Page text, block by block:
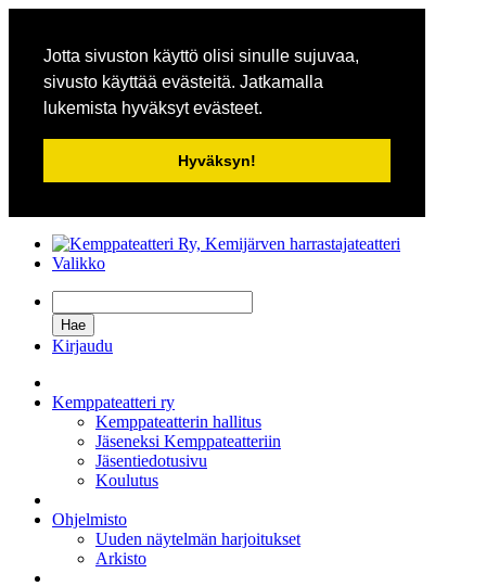
Jotta sivuston käyttö olisi sinulle sujuvaa,
sivusto käyttää evästeitä. Jatkamalla
lukemista hyväksyt evästeet.
Hyväksyn!
Valikko
Kirjaudu
Kemppateatteri ry
Kemppateatterin hallitus
Jäseneksi Kemppateatteriin
Jäsentiedotusivu
Koulutus
Ohjelmisto
Uuden näytelmän harjoitukset
Arkisto